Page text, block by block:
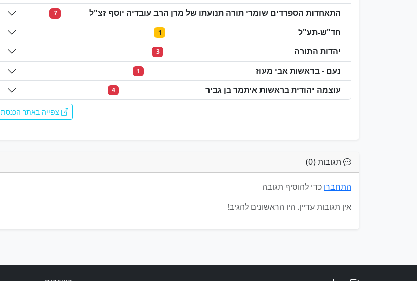
התאחדות הספרדים שומרי תורה תנועתו של מרן הרב עובדיה יוסף זצ"ל 7
חד"ש-תע"ל 1
יהדות התורה 3
נעם - בראשות אבי מעוז 1
עוצמה יהודית בראשות איתמר בן גביר 4
צפייה באתר הכנסת
תגובות (0)
התחברו כדי להוסיף תגובה
אין תגובות עדיין. היו הראשונים להגיב!